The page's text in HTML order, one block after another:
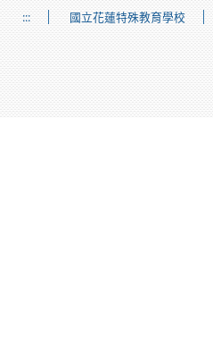
::: 國立花蓮特殊教育學校